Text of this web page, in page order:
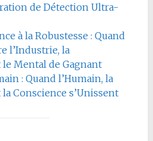
de Détection Ultra-
à la Robustesse : Quand
l’Industrie, la
Mental de Gagnant
: Quand l’Humain, la
Conscience s’Unissent